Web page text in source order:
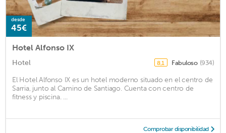
desde
45€
Hotel Alfonso IX
Hotel 8,1 Fabuloso (934)
El Hotel Alfonso IX es un hotel moderno situado en el centro de
Sarria, junto al Camino de Santiago. Cuenta con centro de
fitness y piscina. ...
Comprobar disponibilidad